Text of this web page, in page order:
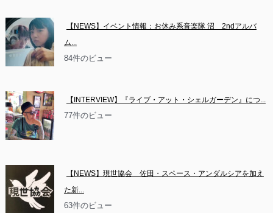
【NEWS】イベント情報：お休み系音楽隊 沼　2ndアルバ
ム...
84件のビュー
【INTERVIEW】『ライブ・アット・シェルガーデン』につ...
77件のビュー
【NEWS】現世協会　佐田・スペース・アンダルシアを加え
た新...
63件のビュー